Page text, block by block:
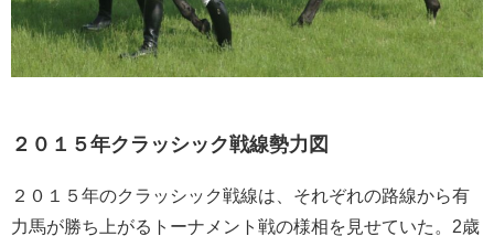
２０１５年クラッシック戦線勢力図
２０１５年のクラッシック戦線は、それぞれの路線から有
力馬が勝ち上がるトーナメント戦の様相を見せていた。2歳